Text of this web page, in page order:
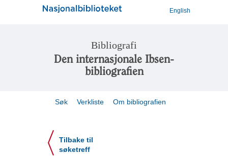
English
Bibliografi
Den internasjonale Ibsen-
bibliografien
Søk Verkliste Om bibliografien
Tilbake til
søketreff